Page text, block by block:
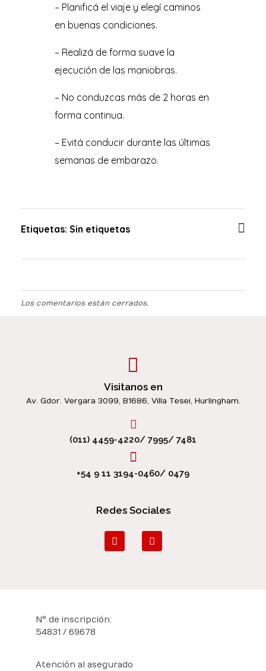
– Planificá el viaje y elegí caminos
en buenas condiciones.
– Realizá de forma suave la
ejecución de las maniobras.
– No conduzcas más de 2 horas en
forma continua.
– Evitá conducir durante las últimas
semanas de embarazo.
Etiquetas: Sin etiquetas
Los comentarios están cerrados.
Visitanos en
Av. Gdor. Vergara 3099, B1686, Villa Tesei, Hurlingham.
(011) 4459-4220/ 7995/ 7481
+54 9 11 3194-0460/ 0479
Redes Sociales
N° de inscripción:
54831 / 69678
Atención al asegurado